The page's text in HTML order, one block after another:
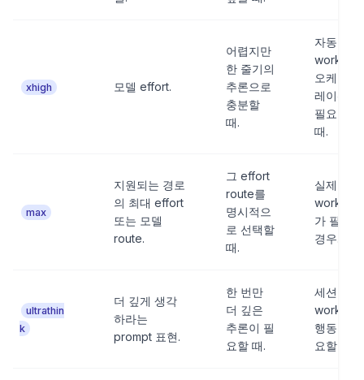
xhigh 모델 effort.
어렵지만
한 줄기의
추론으로
충분할
때.
자동
workflow
오케스트
레이션이
필요할
때.
max
지원되는 경로
의 최대 effort
또는 모델
route.
그 effort
route를
명시적으
로 선택할
때.
실제로는
workflow
가 필요한
경우.
ultrathin
k
더 깊게 생각
하라는
prompt 표현.
한 번만
더 깊은
추론이 필
요할 때.
세션 수준
workflow
행동이 필
요할 때.